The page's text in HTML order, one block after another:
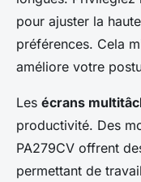
pour ajuster la
préférences. Cela
améliore votre
Les écrans
productivité. Des
PA279CV offrent
permettant de